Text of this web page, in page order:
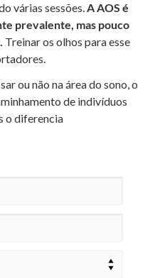
várias sessões.A AOS é
prevalente, mas pouco
Treinar os olhos para esse
ou não na área do sono, o
de indivíduos
o diferencia